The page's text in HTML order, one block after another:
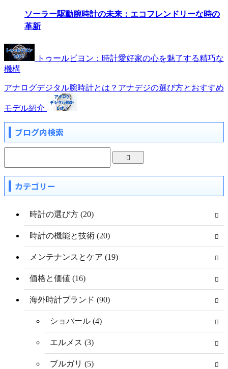
ソーラー駆動腕時計の未来：エコフレンドリーな時の
革新
トゥールビヨン：時計愛好家の心を魅了する精巧な
機構
アナログデジタル腕時計とは？アナデジの選び方とおすすめ
モデル紹介
ブログ内検索
カテゴリー
時計の選び方 (20)
時計の機能と技術 (20)
メンテナンスとケア (19)
価格と価値 (16)
海外時計ブランド (90)
ショパール (4)
エルメス (3)
ブルガリ (5)